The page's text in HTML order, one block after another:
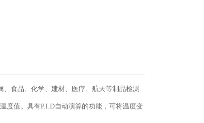
食品、化学、建材、医疗、航天等制品检测
度值。 具有P.I.D自动演算的功能，可将温度变